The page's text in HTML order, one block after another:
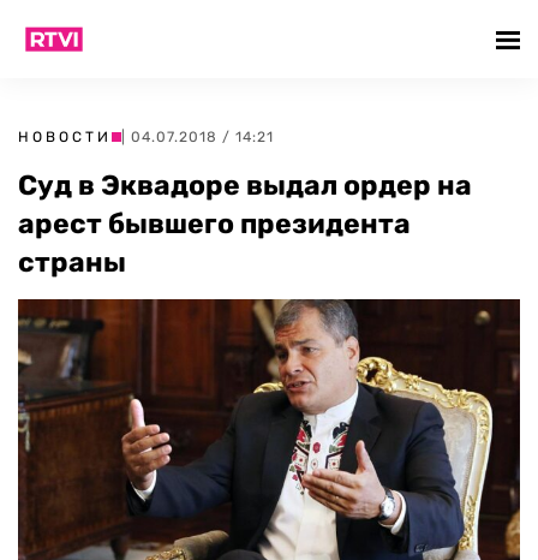
НОВОСТИ | 04.07.2018 / 14:21
Суд в Эквадоре выдал ордер на
арест бывшего президента
страны